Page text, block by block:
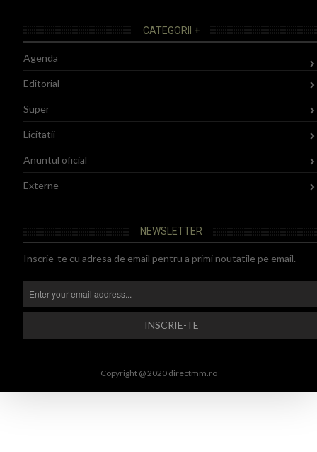
CATEGORII +
Agenda
Editorial
Super
Licitatii
Anuntul oficial
Externe
NEWSLETTER
Inscrie-te cu adresa de email pentru a primi noutatile pe email.
Copyright @ 2020 directmm.ro